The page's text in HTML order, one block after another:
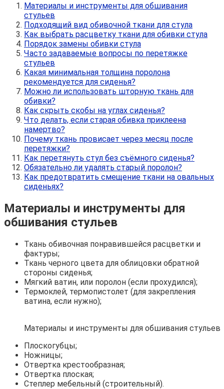
Материалы и инструменты для обшивания
стульев
Подходящий вид обивочной ткани для стула
Как выбрать расцветку ткани для обивки стула
Порядок замены обивки стула
Часто задаваемые вопросы по перетяжке
стульев
Какая минимальная толщина поролона
рекомендуется для сиденья?
Можно ли использовать шторную ткань для
обивки?
Как скрыть скобы на углах сиденья?
Что делать, если старая обивка приклеена
намертво?
Почему ткань провисает через месяц после
перетяжки?
Как перетянуть стул без съёмного сиденья?
Обязательно ли удалять старый поролон?
Как предотвратить смещение ткани на овальных
сиденьях?
Материалы и инструменты для
обшивания стульев
Ткань обивочная понравившейся расцветки и
фактуры;
Ткань черного цвета для облицовки обратной
стороны сиденья;
Мягкий ватин, или поролон (если прохудился);
Термоклей, термопистолет (для закрепления
ватина, если нужно);
Материалы и инструменты для обшивания стульев
Плоскогубцы;
Ножницы;
Отвертка крестообразная;
Отвертка плоская;
Степлер мебельный (строительный).